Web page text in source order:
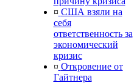
¤ США взяли на
себя
ответственность за
экономический
кризис
¤ Откровение от
Гайтнера